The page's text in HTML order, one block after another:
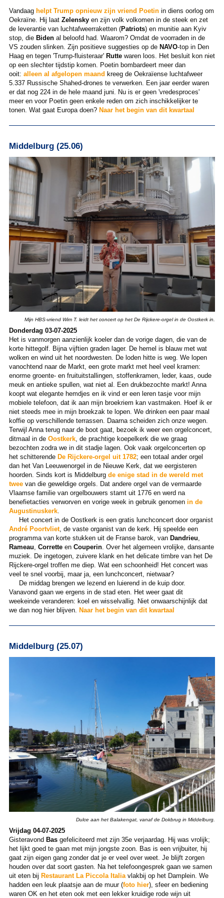
Vandaag helpt Trump opnieuw zijn vriend Poetinin diens oorlog om
Oekraïne. Hij laat Zelenskyen zijn volk volkomen in de steek en zet
de leverantie van luchtafweerraketten (Patriots) en munitie aan Kyiv
stop, die Bidenal beloofd had. Waarom? Omdat de voorraden in de
VS zouden slinken. Zijn positieve suggesties op de NAVO-top in Den
Haag en tegen 'Trump-fluisteraar' Ruttewaren loos. Het besluit kon niet
op een slechter tijdstip komen. Poetin bombardeert meer dan
ooit: alleen al afgelopen maand kreeg de Oekraïense luchtafweer
5.337 Russische Shahed-drones te verwerken. Een jaar eerder waren
er dat nog 224 in de hele maand juni. Nu is er geen 'vredesproces'
meer en voor Poetin geen enkele reden om zich inschikkelijker te
tonen. Wat gaat Europa doen? Naar het begin van dit kwartaal
Middelburg (25.06)
Mijn HBS-vriend Wim T. leidt het concert op het De Rijckere-orgel in de Oostkerk in.
Donderdag 03-07-2025
Het is vanmorgen aanzienlijk koeler dan de vorige dagen, die van de
korte hittegolf. Bijna vijftien graden lager. De hemel is blauw met wat
wolken en wind uit het noordwesten. De loden hitte is weg. We lopen
vanochtend naar de Markt, een grote markt met heel veel kramen:
enorme groente- en fruituitstallingen, stoffenkramen, leder, kaas, oude
meuk en antieke spullen, wat niet al. Een drukbezochte markt! Anna
koopt wat elegante hemdjes en ik vind er een leren tasje voor mijn
mobiele telefoon, dat ik aan mijn broekriem kan vastmaken. Hoef ik er
niet steeds mee in mijn broekzak te lopen. We drinken een paar maal
koffie op verschillende terrassen. Daarna scheiden zich onze wegen.
Terwijl Anna terug naar de boot gaat, bezoek ik weer een orgelconcert,
ditmaal in de Oostkerk, de prachtige koepelkerk die we graag
bezochten zodra we in dit stadje lagen. Ook vaak orgelconcerten op
het schitterende De Rijckere-orgel uit 1782; een totaal ander orgel
dan het Van Leeuwenorgel in de Nieuwe Kerk, dat we eergisteren
hoorden. Sinds kort is Middelburg de enige stad in de wereld met
tweevan die geweldige orgels. Dat andere orgel van de vermaarde
Vlaamse familie van orgelbouwers stamt uit 1776 en werd na
benefietacties verworven en vorige week in gebruik genomen in de
Augustinuskerk.
Het concert in de Oostkerk is een gratis lunchconcert door organist
André Poortvliet, de vaste organist van de kerk. Hij speelde een
programma van korte stukken uit de Franse barok, van Dandrieu,
Rameau, Corretteen Couperin. Over het algemeen vrolijke, dansante
muziek. De ingetogen, zuivere klank en het delicate timbre van het De
Rijckere-orgel troffen me diep. Wat een schoonheid! Het concert was
veel te snel voorbij, maar ja, een lunchconcert, nietwaar?
De middag brengen we lezend en luierend in de kuip door.
Vanavond gaan we ergens in de stad eten. Het weer gaat dit
weekeinde veranderen: koel en wisselvallig. Niet onwaarschijnlijk dat
we dan nog hier blijven. Naar het begin van dit kwartaal
Middelburg (25.07)
Dulce aan het Balakengat, vanaf de Dokbrug in Middelburg.
Vrijdag 04-07-2025
Gisteravond Basgefeliciteerd met zijn 35e verjaardag. Hij was vrolijk;
het lijkt goed te gaan met mijn jongste zoon. Bas is een vrijbuiter, hij
gaat zijn eigen gang zonder dat je er veel over weet. Je blijft zorgen
houden over dat soort gasten. Na het telefoongesprek gaan we samen
uit eten bij Restaurant La Piccola Italiavlakbij op het Damplein. We
hadden een leuk plaatsje aan de muur (foto hier), sfeer en bediening
waren OK en het eten ook met een lekker kruidige rode wijn uit